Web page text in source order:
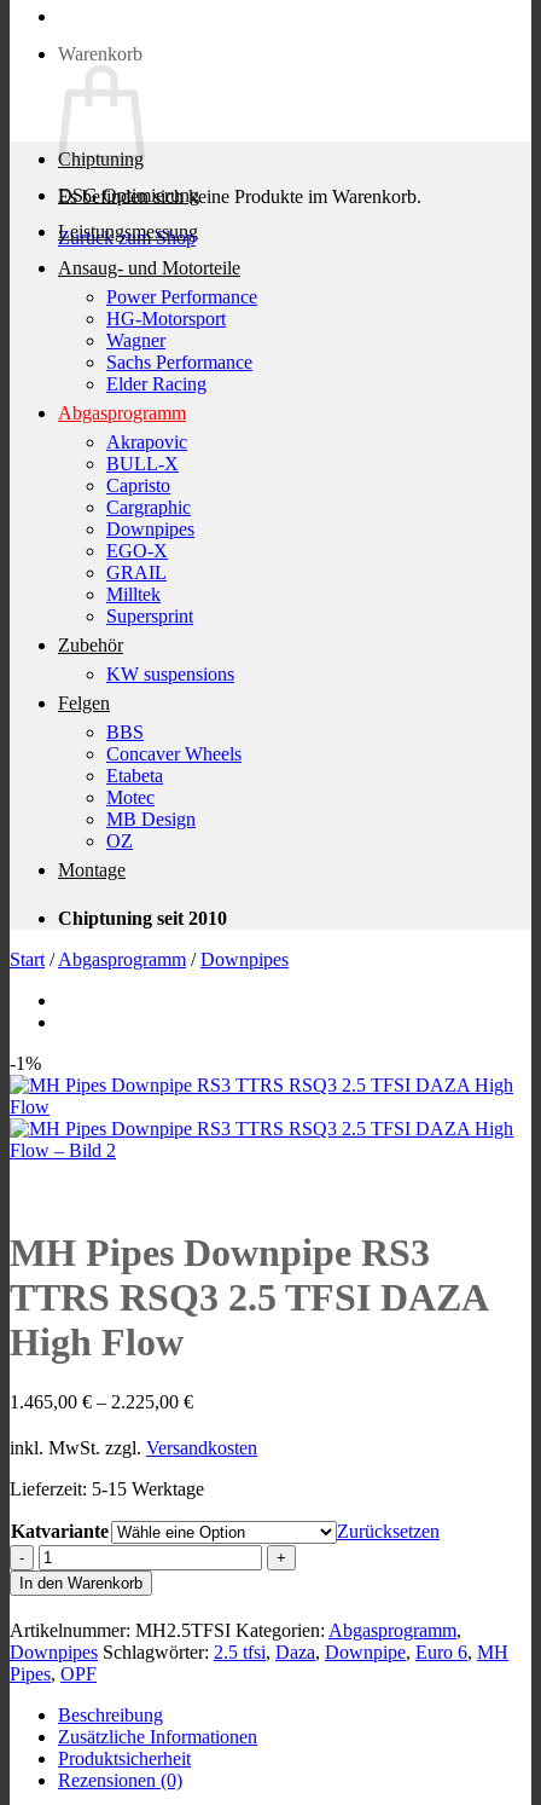
Warenkorb
Es befinden sich keine Produkte im Warenkorb.
Zurück zum Shop
Chiptuning
DSG Optimierung
Leistungsmessung
Ansaug- und Motorteile
Power Performance
HG-Motorsport
Wagner
Sachs Performance
Elder Racing
Abgasprogramm
Akrapovic
BULL-X
Capristo
Cargraphic
Downpipes
EGO-X
GRAIL
Milltek
Supersprint
Zubehör
KW suspensions
Felgen
BBS
Concaver Wheels
Etabeta
Motec
MB Design
OZ
Montage
Chiptuning seit 2010
Start / Abgasprogramm / Downpipes
-1%
MH Pipes Downpipe RS3
TTRS RSQ3 2.5 TFSI DAZA
High Flow
1.465,00 € – 2.225,00 €
inkl. MwSt. zzgl. Versandkosten
Lieferzeit: 5-15 Werktage
Katvariante
Zurücksetzen
MH
Pipes
Downpipe
RS3
TTRS
RSQ3
2.5
TFSI
DAZA
High
Flow
Menge
In den Warenkorb
Artikelnummer: MH2.5TFSI Kategorien: Abgasprogramm,
Downpipes Schlagwörter: 2.5 tfsi, Daza, Downpipe, Euro 6, MH
Pipes, OPF
Beschreibung
Zusätzliche Informationen
Produktsicherheit
Rezensionen (0)